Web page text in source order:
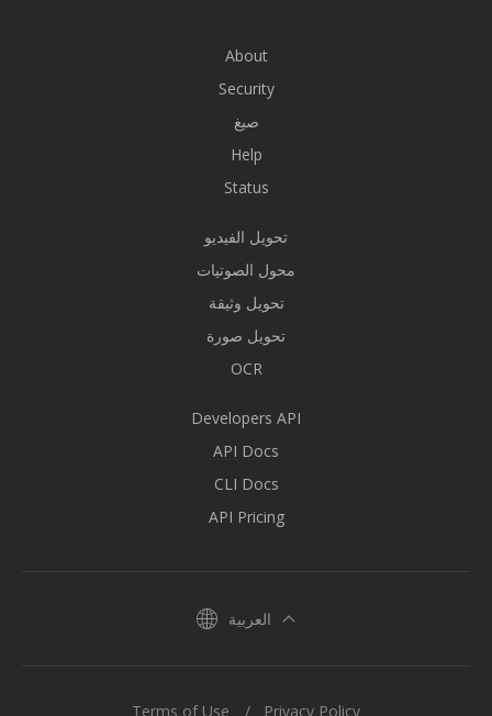
About
Security
صيغ
Help
Status
تحويل الفيديو
محول الصوتيات
تحويل وثيقة
تحويل صورة
OCR
Developers API
API Docs
CLI Docs
API Pricing
العربية
Terms of Use Privacy Policy